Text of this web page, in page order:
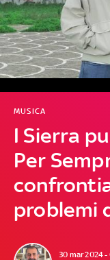
I Sierra
Per
problemi
MUSICA
30 mar 2024